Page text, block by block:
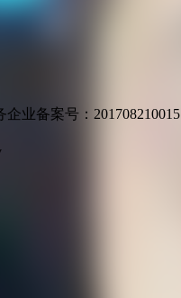
业备案号：201708210015